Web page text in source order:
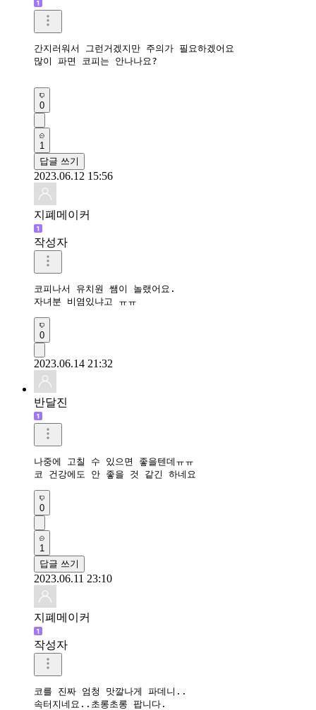
간지러워서 그런거겠지만 주의가 필요하겠어요
많이 파면 코피는 안나나요?
0
1
답글 쓰기
2023.06.12 15:56
지폐메이커
작성자
코피나서 유치원 쌤이 놀랬어요.
자녀분 비염있냐고 ㅠㅠ
0
2023.06.14 21:32
반달진
나중에 고칠 수 있으면 좋을텐데ㅠㅠ
코 건강에도 안 좋을 것 같긴 하네요
0
1
답글 쓰기
2023.06.11 23:10
지폐메이커
작성자
코를 진짜 엄청 맛깔나게 파데니..
속터지네요..초롱초롱 팝니다.